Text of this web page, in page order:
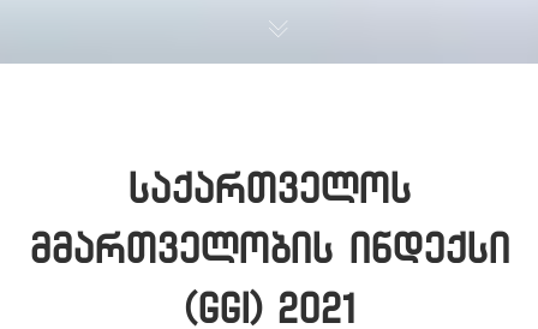
საქართველოს
მმართველობის ინდექსი
(GGI) 2021